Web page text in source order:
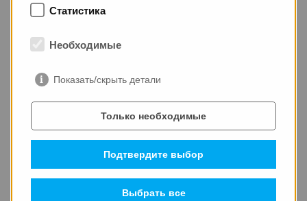
26.08.2026
02.09.2026
KazBuild - Казахстан
Статистика
Необходимые
Показать/скрыть детали
Только необходимые
Подтвердите выбор
Выбрать все